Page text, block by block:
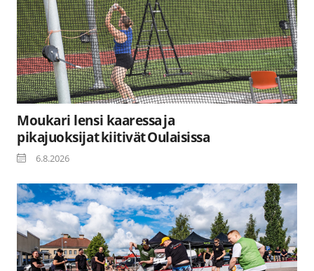
Moukari lensi kaaressa ja
pikajuoksijat kiitivät Oulaisissa
6.8.2026